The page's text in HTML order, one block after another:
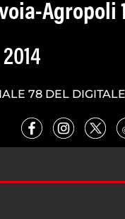
Agropoli
78 DEL